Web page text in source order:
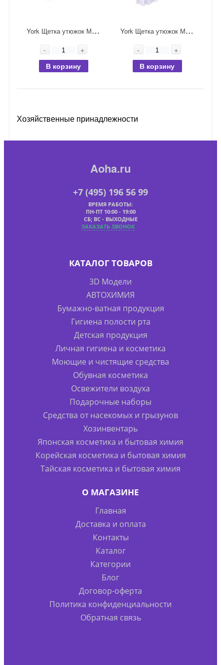
Y
ork Щетка утюжок Макси
-
+
В корзину
Y
ork Щетка утюжок Миди
-
+
В корзину
Хозяйственные принадлежности
Aoha.ru
+7 (495) 196 56 99
ВРЕМЯ РАБОТЫ:
ПН-ПТ 10:00 - 19:00
СБ; ВС - ВЫХОДНЫЕ
ЗАКАЗАТЬ ЗВОНОК
КАТАЛОГ ТОВАРОВ
3D Модели
АВТОХИМИЯ
Бумажно-ватная продукция
Гигиена полости рта
Детская продукция
Личная гигиена и косметика
Моющие и чистящие средства
Обувная косметика
Освежители воздуха
Подарочные наборы
Средства от насекомых и грызунов
Хозинвентарь
Японская косметика и бытовая химия
Корейская косметика и бытовая химия
Тайская косметика и бытовая химия
О МАГАЗИНЕ
Главная
Доставка и оплата
Контакты
Каталог
Категории
Блог
Договор-оферта
Политика конфиденциальности
Обратная связь